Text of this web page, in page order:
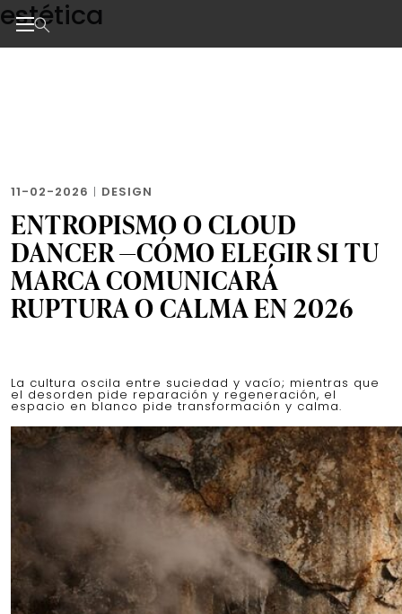
Skip
to
the
estética
11-02-2026 | DESIGN
ENTROPISMO O CLOUD
DANCER —CÓMO ELEGIR SI TU
MARCA COMUNICARÁ
RUPTURA O CALMA EN 2026
La cultura oscila entre suciedad y vacío; mientras que
el desorden pide reparación y regeneración, el
espacio en blanco pide transformación y calma.